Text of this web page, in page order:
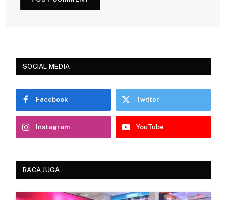
SOCIAL MEDIA
Facebook Twitter
Instagram YouTube
BACA JUGA